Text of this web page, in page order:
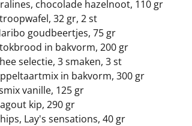
chocolade hazelnoot, 110 gr
32 gr, 2 st
goudbeertjes, 75 gr
in bakvorm, 200 gr
selectie, 3 smaken, 3 st
in bakvorm, 300 gr
vanille, 125 gr
kip, 290 gr
Lay's sensations, 40 gr